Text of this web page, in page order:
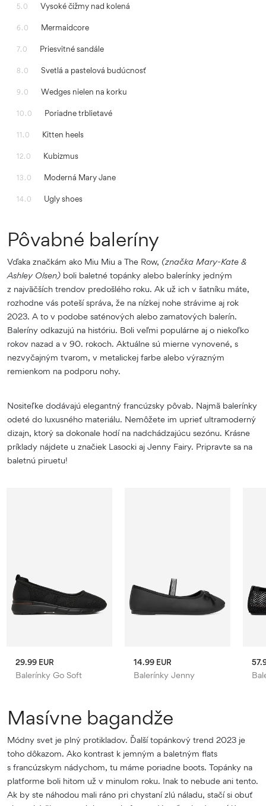
5.0 Vysoké čižmy nad kolená
6.0 Mermaidcore
7.0 Priesvitné sandále
8.0 Svetlá a pastelová budúcnosť
9.0 Wedges nielen na korku
10.0 Poriadne trblietavé
11.0 Kitten heels
12.0 Kubizmus
13.0 Moderná Mary Jane
14.0 Ugly shoes
Pôvabné baleríny
Vďaka značkám ako Miu Miu a The Row, (značka Mary-Kate &
Ashley Olsen) boli baletné topánky alebo balerínky jedným
z najväčších trendov predošlého roku. Ak už ich v šatníku máte,
rozhodne vás poteší správa, že na nízkej nohe strávime aj rok
2023. A to v podobe saténových alebo zamatových balerín.
Baleríny odkazujú na históriu. Boli veľmi populárne aj o niekoľko
rokov nazad a v 90. rokoch. Aktuálne sú mierne vynovené, s
nezvyčajným tvarom, v metalickej farbe alebo výrazným
remienkom na podporu nohy.
Nositeľke dodávajú elegantný francúzsky pôvab. Najmä balerínky
odeté do luxusného materiálu. Nemôžete im uprieť ultramoderný
dizajn, ktorý sa dokonale hodí na nadchádzajúcu sezónu. Krásne
príklady nájdete u značiek Lasocki aj Jenny Fairy. Pripravte sa na
baletnú piruetu!
Balerínky Go Soft
29.99 EUR
Balerínky Jenny
14.99 EUR
Masívne bagandže
Módny svet je plný protikladov. Ďalší topánkový trend 2023 je
toho dôkazom. Ako kontrast k jemným a baletným flats
s francúzskym nádychom, tu máme poriadne boots. Topánky na
platforme boli hitom už v minulom roku. Inak to nebude ani tento.
Ak by ste náhodou mali ráno pri chystaní zlú náladu, stačí si obuť